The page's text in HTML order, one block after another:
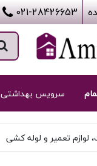
021-28426653
سرویس بهداشتی
لوازم تعمیر و لوله کشی